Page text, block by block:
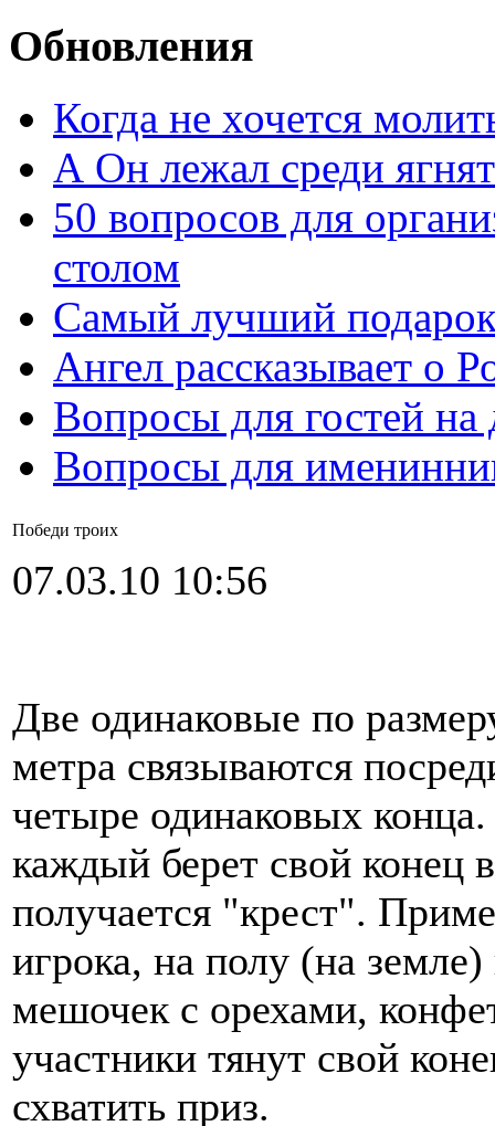
Обновления
Когда не хочется
А Он лежал среди ягнят
50 вопросов для
столом
Самый лучший
Ангел рассказывает о
Вопросы для гостей
Вопросы для
Победи троих
07.03.10 10:56
Две одинаковые по
метра связываются
четыре одинаковых
каждый берет свой конец
получается "крест".
игрока, на полу (на
мешочек с орехами,
участники тянут свой
схватить приз.